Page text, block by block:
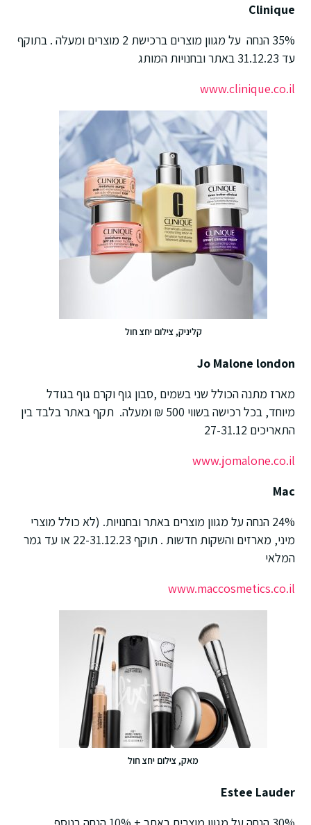
Clinique
35% הנחה על מגוון מוצרים ברכישת 2 מוצרים ומעלה . בתוקף
עד 31.12.23 באתר ובחנויות המותג
www.clinique.co.il
קליניק, צילום יחצ חול
Jo Malone london
מארז מתנה הכולל שני בשמים ,סבון גוף וקרם גוף בגודל
מיוחד, בכל רכישה בשווי 500 ₪ ומעלה. תקף באתר בלבד בין
התאריכים 27-31.12
www.jomalone.co.il
Mac
24% הנחה על מגוון מוצרים באתר ובחנויות. (לא כולל מוצרי
מיני, מארזים והשקות חדשות . תוקף 22-31.12.23 או עד גמר
המלאי
www.maccosmetics.co.il
מאק, צילום יחצ חול
Estee Lauder